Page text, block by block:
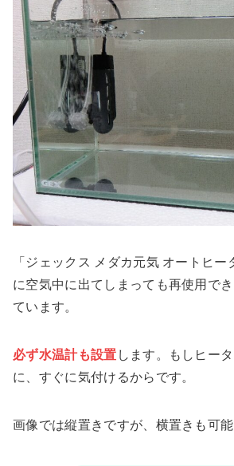
「ジェックス メダカ元気 オートヒー
に空気中に出てしまっても再使用で
ています。
必ず水温計も設置 します。もしヒー
に、すぐに気付けるからです。
画像では縦置きですが、横置きも可能